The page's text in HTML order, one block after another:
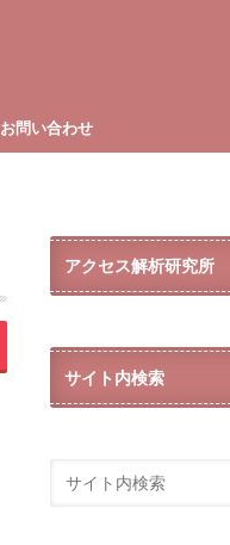
お問い合わせ
アクセス解析研究所
サイト内検索